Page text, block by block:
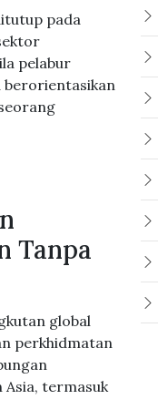
pada
pelabur
berorientasikan
Tanpa
global
perkhidmatan
Asia, termasuk